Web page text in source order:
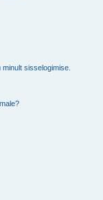
sisselogimise.